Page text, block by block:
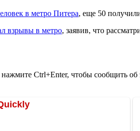
в метро Питера, еще 50
взрывы в метро, заявив, что
Ctrl+Enter, чтобы сообщить об